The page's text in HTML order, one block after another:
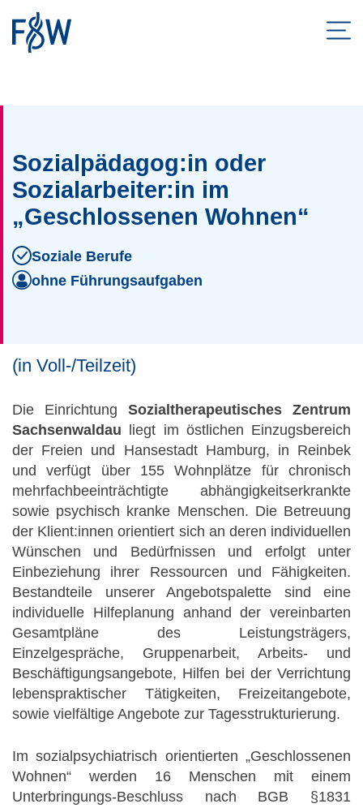
Sozialpädagog:in oder
Sozialarbeiter:in im
„Geschlossenen Wohnen“
Soziale Berufe
ohne Führungsaufgaben
(in Voll-/Teilzeit)
Die Einrichtung Sozialtherapeutisches Zentrum
Sachsenwaldau liegt im östlichen Einzugsbereich
der Freien und Hansestadt Hamburg, in Reinbek
und verfügt über 155 Wohnplätze für chronisch
mehrfachbeeinträchtigte abhängigkeitserkrankte
sowie psychisch kranke Menschen. Die Betreuung
der Klient:innen orientiert sich an deren individuellen
Wünschen und Bedürfnissen und erfolgt unter
Einbeziehung ihrer Ressourcen und Fähigkeiten.
Bestandteile unserer Angebotspalette sind eine
individuelle Hilfeplanung anhand der vereinbarten
Gesamtpläne des Leistungsträgers,
Einzelgespräche, Gruppenarbeit, Arbeits- und
Beschäftigungsangebote, Hilfen bei der Verrichtung
lebenspraktischer Tätigkeiten, Freizeitangebote,
sowie vielfältige Angebote zur Tagesstrukturierung.
Im sozialpsychiatrisch orientierten „Geschlossenen
Wohnen“ werden 16 Menschen mit einem
Unterbringungs-Beschluss nach BGB §1831